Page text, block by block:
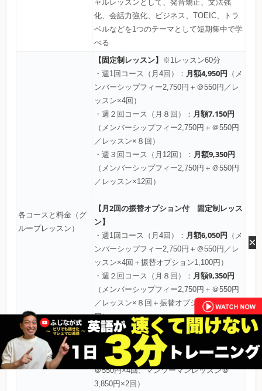
ャルレッスンとして、発音矯正、文法強
化、会話力強化、ビジネス、TOEIC、トラ
ベルなどを1つのテーマとして短期集中で学
べる
各コースと料金（グ
ループレッスン）
【固定制レッスン】 ※1レッスン60分
・週1回コース（月4回）： 月額4,950円 （メ
ンバーシップフィー2,750円＋＠550円／レ
ッスン×4回）
・週２回コース（月８回）： 月額7,150円
（メンバーシップフィー2,750円＋＠550円
／レッスン×８回）
・週３回コース（月12回）： 月額9,350円
（メンバーシップフィー2,750円＋＠550円
／レッスン×12回）
【月2回の振替オプション付 固定制レッス
ン】
・週1回コース（月4回）： 月額6,050円 （メ
ンバーシップフィー2,750円＋＠550円／レ
ッスン×4回＋振替オプション1,100円）
・週２回コース（月８回）： 月額9,350円
（メンバーシップフィー2,750円＋＠550円
／レッスン×８回＋振替オプション2,200
円）
【バリュープラン】月額11,550円
ーシップフィー2,750円＋グループレッスン
＠550円×4回、マンツーマンレッスン＠
3,850円×2回）
×